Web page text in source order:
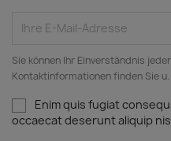
Sie können Ihr Einverständnis
Kontaktinformationen finden Sie
Enim quis fugiat
occaecat deserunt aliquip